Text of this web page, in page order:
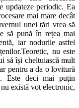
updateze periodic. Ea
mai mare decât
unei țări vrea să
să pună în rețea mai
iar nodurile astfel
nu este
să își cheltuiască mult
pentru a da o lovitură
Este deci mai puțin
există vot electronic,